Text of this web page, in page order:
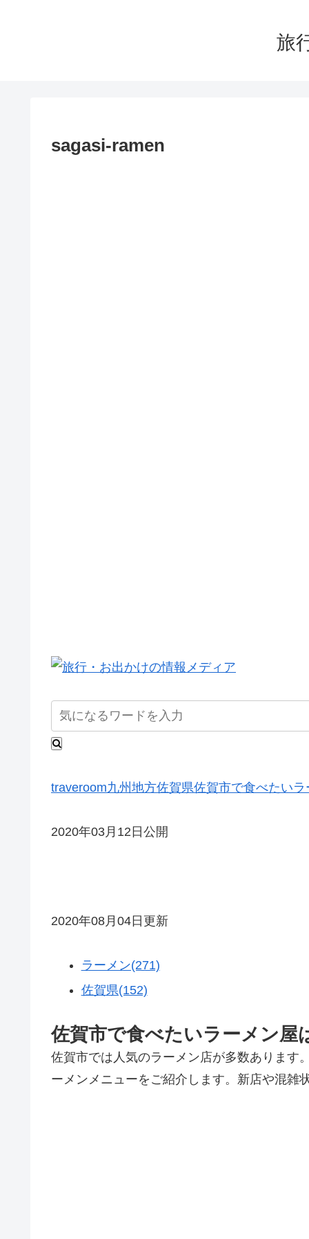
旅
sagasi-ramen
traveroom九州地方佐賀県佐賀市で食べたい
2020年03月12日公開
2020年08月04日更新
ラーメン(271)
佐賀県(152)
佐賀市で食べたいラーメン屋
佐賀市では人気のラーメン店が多数あります
ーメンメニューをご紹介します。新店や混雑